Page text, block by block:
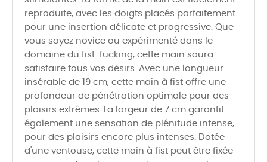
reproduite, avec les doigts placés parfaitement
pour une insertion délicate et progressive. Que
vous soyez novice ou expérimenté dans le
domaine du fist-fucking, cette main saura
satisfaire tous vos désirs. Avec une longueur
insérable de 19 cm, cette main à fist offre une
profondeur de pénétration optimale pour des
plaisirs extrêmes. La largeur de 7 cm garantit
également une sensation de plénitude intense,
pour des plaisirs encore plus intenses. Dotée
d'une ventouse, cette main à fist peut être fixée